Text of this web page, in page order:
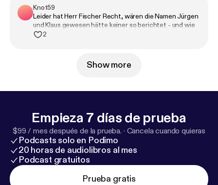
Knot59
Leider hat Herr Fischer Recht, wären die Namen Jürgen
und Klaus gewesen hätte keiner so berichtet - und wie
sagte der erste eingespielte so schön "also die Gewalt
2
Show more
Empieza 7 días de prueba
$99 / mes después de la prueba. · Cancela cuando quieras
Podcasts solo en Podimo
20 horas de audiolibros al mes
Podcast gratuitos
Prueba gratis